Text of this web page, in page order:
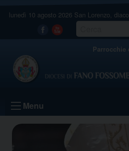
lunedì 10 agosto 2026 San Lorenzo,
Facebook
Youtube
Parrocchie
Menu